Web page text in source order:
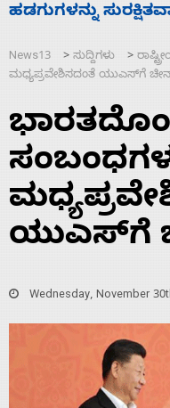
ಬಿಡೆವು: ಛಲವಾದಿ
News13 > ಸುದ್ದಿಗಳು >
ಮಧ್ಯಪ್ರವೇಶಿಸದಂತೆ ಯುಎಸ್‌ಗೆ
ಯುಎಸ್‌ಗೆ
Wednesday, November